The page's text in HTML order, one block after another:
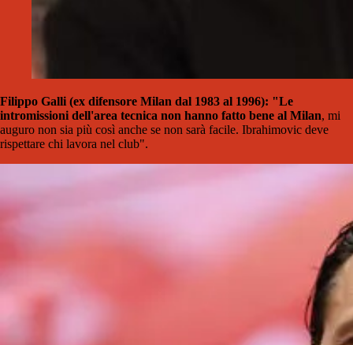
Filippo Galli (ex difensore Milan dal 1983 al 1996): "Le
intromissioni dell'area tecnica non hanno fatto bene al Milan, mi
auguro non sia più così anche se non sarà facile. Ibrahimovic deve
rispettare chi lavora nel club".